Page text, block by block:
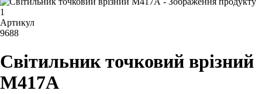
Артикул
9688
Світильник точковий врізний
М417А